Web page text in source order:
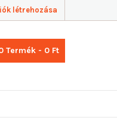
létrehozása
Termék - 0 Ft